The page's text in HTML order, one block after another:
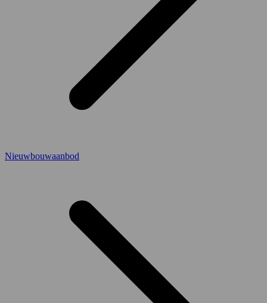
Nieuwbouwaanbod